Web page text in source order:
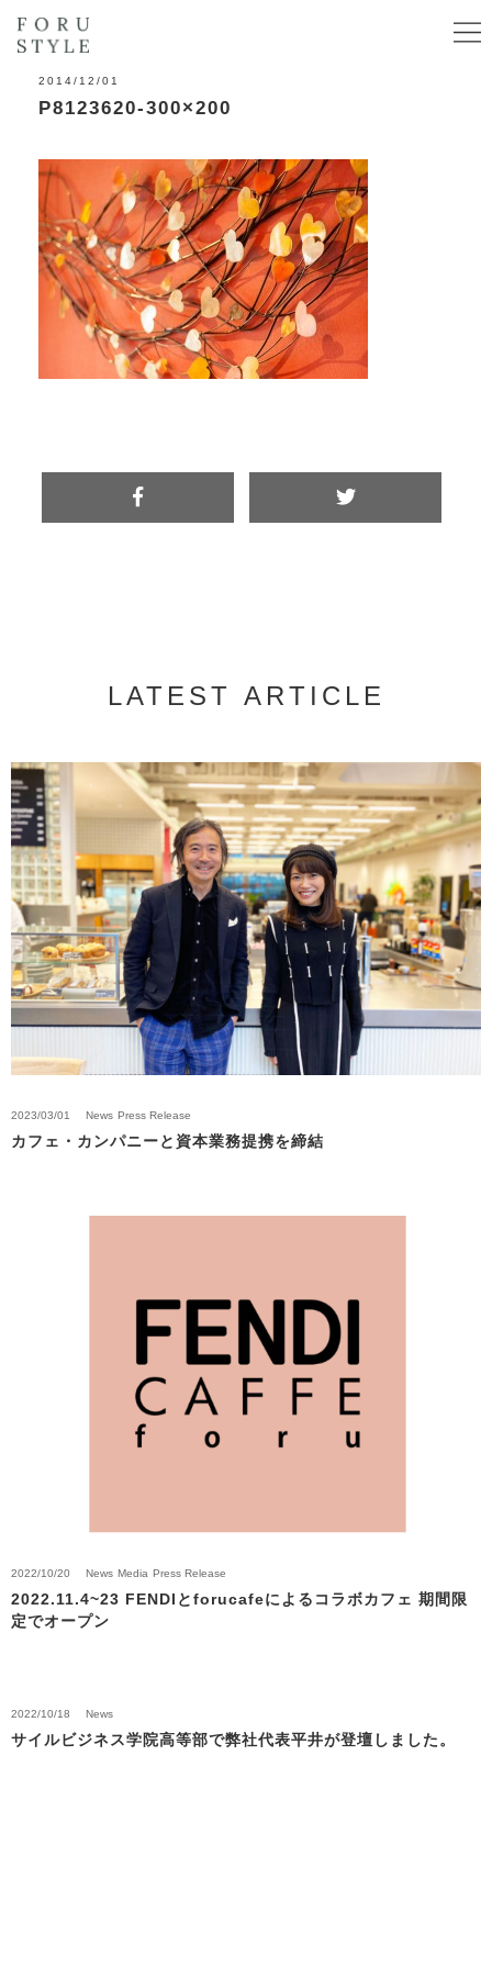
2014/12/01
P8123620-300×200
LATEST ARTICLE
2023/03/01 News Press Release
カフェ・カンパニーと資本業務提携を締結
2022/10/20 News Media Press Release
2022.11.4~23 FENDIとforucafeによるコラボカフェ 期間限
定でオープン